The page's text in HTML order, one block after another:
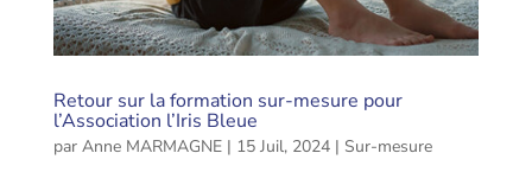
Retour sur la formation sur-mesure pour
l’Association l’Iris Bleue
par Anne MARMAGNE| 15 Juil, 2024| Sur-mesure